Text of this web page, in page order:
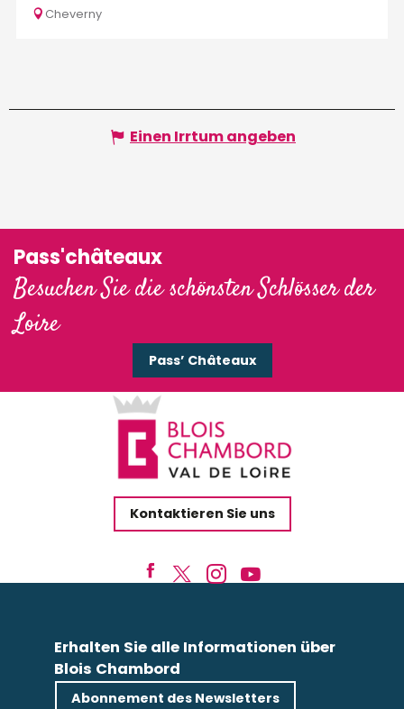
Cheverny
Einen Irrtum angeben
Pass'châteaux
Besuchen Sie die schönsten Schlösser der
Loire
Pass’ Châteaux
Kontaktieren Sie uns
Erhalten Sie alle Informationen über
Blois Chambord
Abonnement des Newsletters